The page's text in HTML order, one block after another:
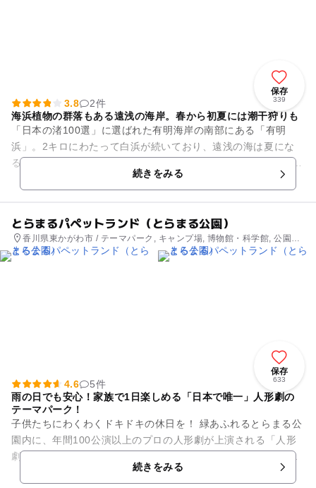
保存
339
3.8
2件
海浜植物の群落もある遠浅の海岸。春から初夏には潮干狩りも
「日本の渚100選」に選ばれた有明海岸の南部にある「有明
浜」。2キロにわたって白浜が続いており、遠浅の海は夏にな
ると親子連れの海水浴客でにぎわいます。 有明浜は瀬戸内海国
続きをみる
とらまるパペットランド（とらまる公園）
香川県東かがわ市 / テーマパーク, キャンプ場, 博物館・科学館, 公園・
総合公園
保存
633
4.6
5件
雨の日でも安心！家族で1日楽しめる「日本で唯一」人形劇の
テーマパーク！
子供たちにわくわくドキドキの休日を！ 緑あふれるとらまる公
園内に、年間100公演以上のプロの人形劇が上演される「人形
劇場とらまる座」や、実際に人形を見て触れて演じて作る経験
続きをみる